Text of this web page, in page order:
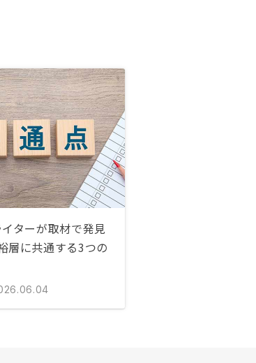
ターが取材で発見
層に共通する3つの